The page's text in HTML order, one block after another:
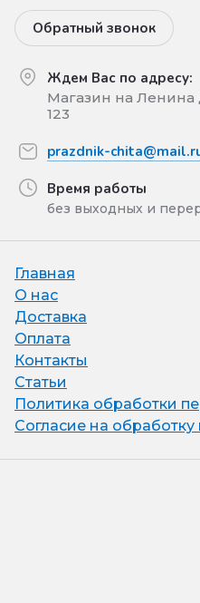
Обратный звонок
Ждем Вас по адресу:
Магазин на Ленина
123
prazdnik-
Время работы
без выходных и
Главная
О нас
Доставка
Оплата
Контакты
Статьи
Политика обработки
Согласие на